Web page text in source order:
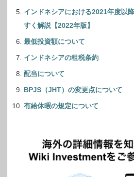
インドネシアにおける2021年度以
すく解説【2022年版】
最低投資額について
インドネシアの租税条約
配当について
BPJS（JHT）の変更点について
有給休暇の規定について